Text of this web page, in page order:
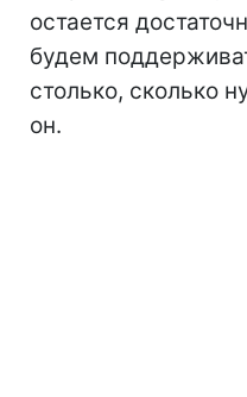
остается
будем
столько, сколько
он.